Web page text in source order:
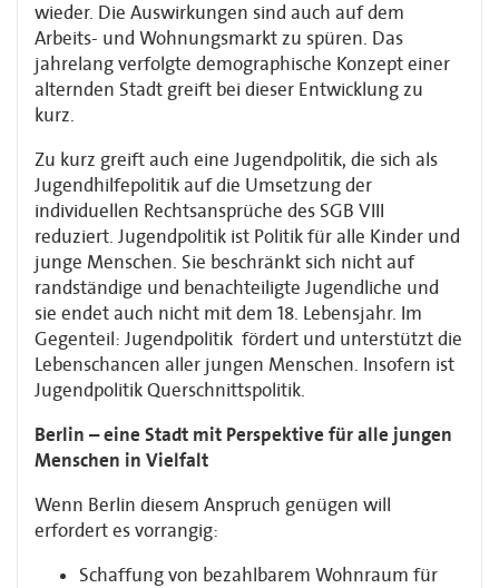
wieder. Die Auswirkungen sind auch auf dem
Arbeits- und Wohnungsmarkt zu spüren. Das
jahrelang verfolgte demographische Konzept einer
alternden Stadt greift bei dieser Entwicklung zu
kurz.
Zu kurz greift auch eine Jugendpolitik, die sich als
Jugendhilfepolitik auf die Umsetzung der
individuellen Rechtsansprüche des SGB VIII
reduziert. Jugendpolitik ist Politik für alle Kinder und
junge Menschen. Sie beschränkt sich nicht auf
randständige und benachteiligte Jugendliche und
sie endet auch nicht mit dem 18. Lebensjahr. Im
Gegenteil: Jugendpolitik fördert und unterstützt die
Lebenschancen aller jungen Menschen. Insofern ist
Jugendpolitik Querschnittspolitik.
Berlin – eine Stadt mit Perspektive für alle jungen
Menschen in Vielfalt
Wenn Berlin diesem Anspruch genügen will
erfordert es vorrangig:
Schaffung von bezahlbarem Wohnraum für